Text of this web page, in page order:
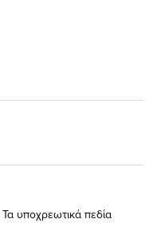
Τα υποχρεωτικά πεδία